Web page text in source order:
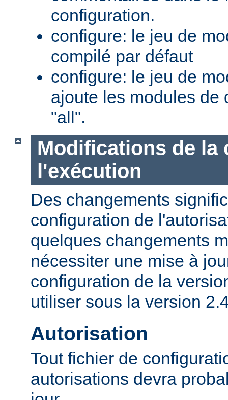
configuration.
configure: le jeu de
compilé par défaut
configure: le jeu de
ajoute les modules de
"all".
Modifications de la
l'exécution
Des changements
configuration de
quelques changements
nécessiter une mise à
configuration de la
utiliser sous la version
Autorisation
Tout fichier de
autorisations devra